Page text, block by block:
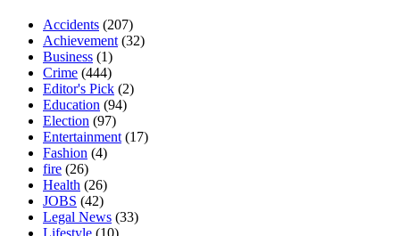
Accidents (207)
Achievement (32)
Business (1)
Crime (444)
Editor's Pick (2)
Education (94)
Election (97)
Entertainment (17)
Fashion (4)
fire (26)
Health (26)
JOBS (42)
Legal News (33)
Lifestyle (10)